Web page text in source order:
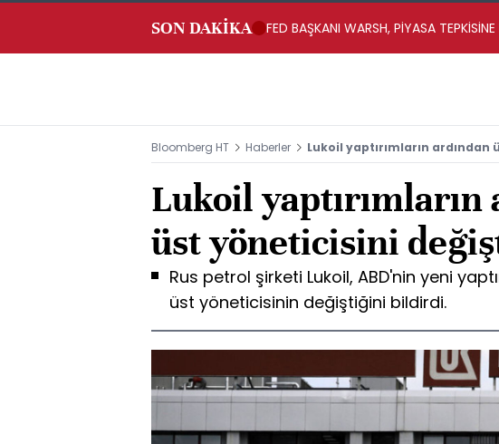
SON DAKİKA FED BAŞKANI WARSH, PİYASA
Bloomberg HT Haberler Lukoil yaptırımların
Lukoil yaptırımların
üst yöneticisini
Rus petrol şirketi Lukoil, ABD'nin yeni
üst yöneticisinin değiştiğini bildirdi.